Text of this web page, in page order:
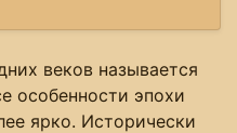
веков называется
особенности эпохи
ярко. Исторически